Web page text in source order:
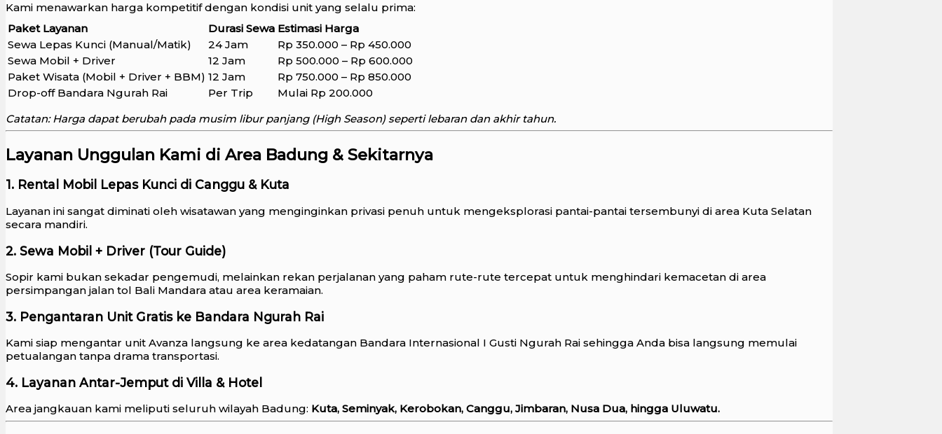
Kami menawarkan harga kompetitif dengan kondisi unit yang selalu prima:
Paket Layanan
Durasi Sewa Estimasi Harga
Sewa Lepas Kunci (Manual/Matik)
24 Jam
Rp 350.000 – Rp 450.000
Sewa Mobil + Driver
12 Jam
Rp 500.000 – Rp 600.000
Paket Wisata (Mobil + Driver + BBM) 12 Jam
Rp 750.000 – Rp 850.000
Drop-off Bandara Ngurah Rai
Per Trip
Mulai Rp 200.000
Catatan: Harga dapat berubah pada musim libur panjang (High Season) seperti lebaran dan akhir tahun.
Layanan Unggulan Kami di Area Badung & Sekitarnya
1. Rental Mobil Lepas Kunci di Canggu & Kuta
Layanan ini sangat diminati oleh wisatawan yang menginginkan privasi penuh untuk mengeksplorasi pantai-pantai tersembunyi di area Kuta Selatan
secara mandiri.
2. Sewa Mobil + Driver (Tour Guide)
Sopir kami bukan sekadar pengemudi, melainkan rekan perjalanan yang paham rute-rute tercepat untuk menghindari kemacetan di area
persimpangan jalan tol Bali Mandara atau area keramaian.
3. Pengantaran Unit Gratis ke Bandara Ngurah Rai
Kami siap mengantar unit Avanza langsung ke area kedatangan Bandara Internasional I Gusti Ngurah Rai sehingga Anda bisa langsung memulai
petualangan tanpa drama transportasi.
4. Layanan Antar-Jemput di Villa & Hotel
Area jangkauan kami meliputi seluruh wilayah Badung: Kuta, Seminyak, Kerobokan, Canggu, Jimbaran, Nusa Dua, hingga Uluwatu.